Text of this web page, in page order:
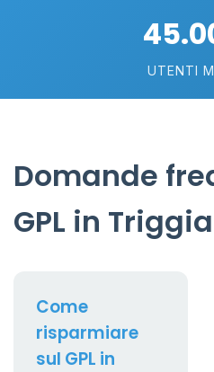
UTENTI
Domande
GPL in
Come
risparmiare
sul GPL in